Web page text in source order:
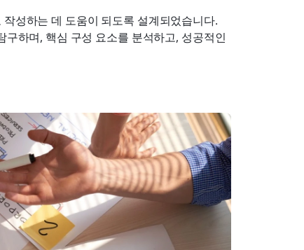
성하는 데 도움이 되도록 설계되었습니다.
하며, 핵심 구성 요소를 분석하고, 성공적인